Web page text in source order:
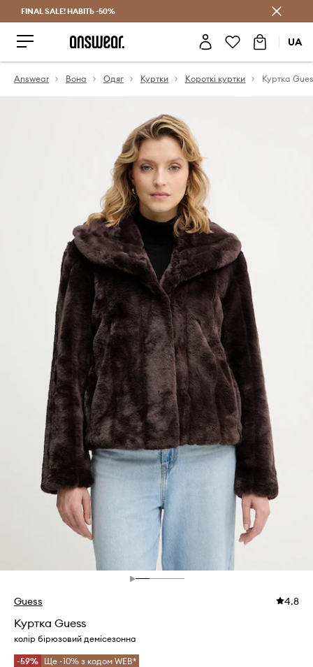
Заощаджуй з Answear Club
FINAL SALE! НАВІТЬ -50%
UA
Answear Вона Одяг Куртки Короткі куртки Куртка
Guess 4.8
Куртка Guess
колір бірюзовий демісезонна
-59% Ще -10% з кодом WEB*